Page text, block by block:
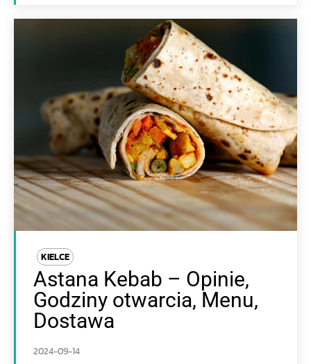
KIELCE
Astana Kebab – Opinie,
Godziny otwarcia, Menu,
Dostawa
2024-09-14